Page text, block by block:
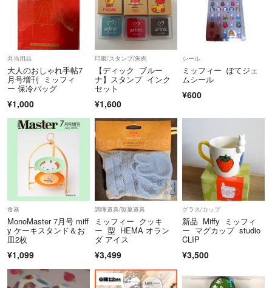
☆他のサイトでもお取り引きをしていますのでタイミングによっては売
り切れてしまう可能性があります。
購入の際には一言コメントをいただけると助かります。
弁当用品
大人のおしゃれ手帖7
月号増刊 ミッフィ
ー 保冷バッグ
¥1,000
印鑑/スタンプ/朱肉
【ディック ブルー
ナ】スタンプ インク
セット
¥1,600
シール
ミッフィー ぽてジェ
ムシール
¥600
食器
MonoMaster 7月号 miff
y ケーキスタンド＆お
皿2枚
¥1,099
調理道具/製菓道具
ミッフィー クッキ
ー 型 HEMA オラン
ダ アイス
¥3,499
グラス/カップ
新品 Miffy ミッフィ
ー マグカップ studio
CLIP
¥3,500